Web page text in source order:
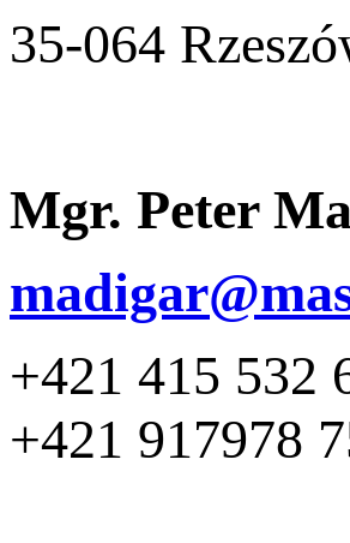
35-064
Mgr. Peter
+421 415 532
+421 917978